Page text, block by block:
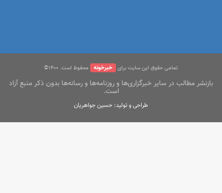
تمامی حقوق این سایت برای خبرخونه محفوظ است. ۱400©
بازنشر مطالب در سایر خبرگزاری‌ها و روزنامه‌ها و رسانه‌ها بدون ذکر منبع آزاد
است.
طراحی و تولید: حسین جواهریان